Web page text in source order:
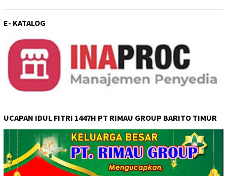
E- KATALOG
UCAPAN IDUL FITRI 1447H PT RIMAU GROUP BARITO TIMUR